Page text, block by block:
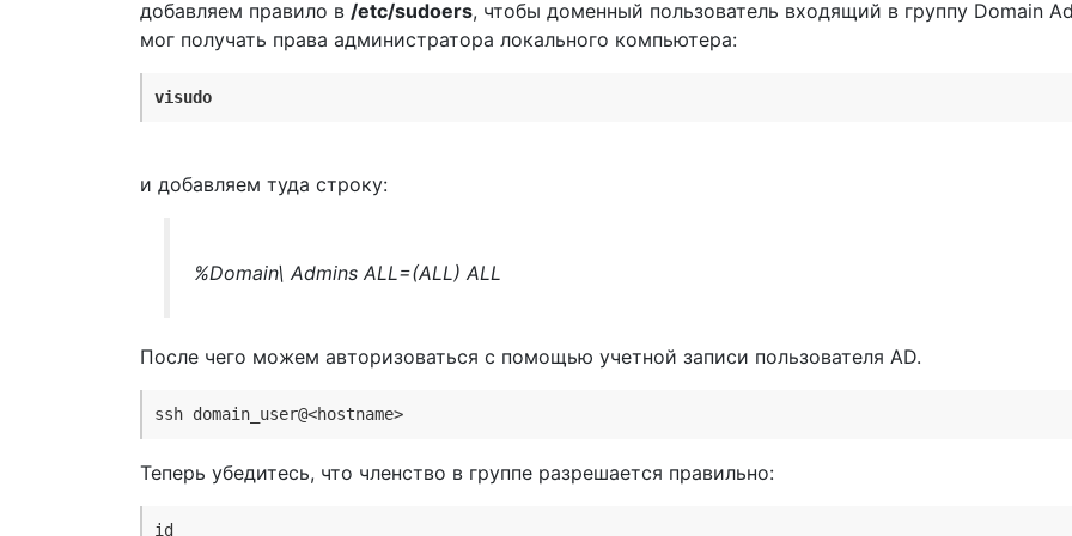
добавляем правило в /etc/sudoers, чтобы доменный пользователь входящий в группу Domain
мог получать права администратора локального компьютера:
visudo
и добавляем туда строку:
%Domain\ Admins ALL=(ALL) ALL
После чего можем авторизоваться с помощью учетной записи пользователя AD.
ssh domain_user@<hostname>
Теперь убедитесь, что членство в группе разрешается правильно:
id